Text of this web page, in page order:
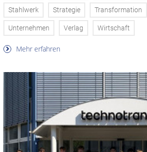
Stahlwerk Strategie Transformation
Unternehmen Verlag Wirtschaft
Mehr erfahren